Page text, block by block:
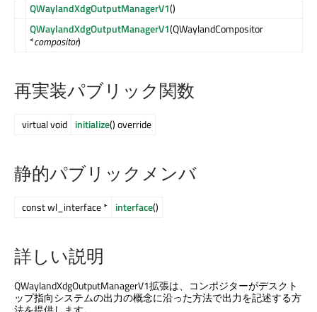
QWaylandXdgOutputManagerV1()
QWaylandXdgOutputManagerV1(QWaylandCompositor
*compositor)
再実装パブリック関数
virtual void initialize() override
静的パブリックメンバ
const wl_interface * interface()
詳しい説明
QWaylandXdgOutputManagerV1拡張は、コンポジターがデスクト
ップ指向システムの出力の概念に沿った方法で出力を記述する方